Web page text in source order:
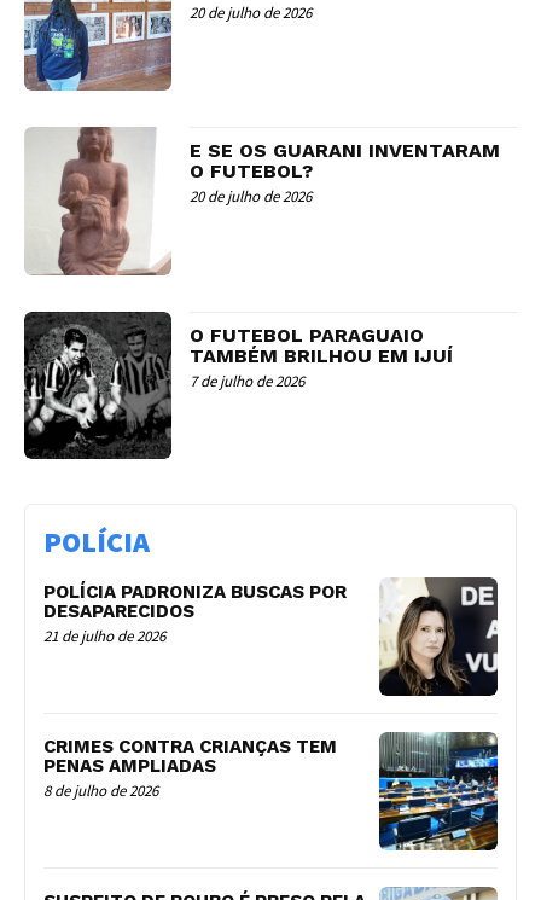
20 de julho de 2026
E SE OS GUARANI INVENTARAM
O FUTEBOL?
20 de julho de 2026
O FUTEBOL PARAGUAIO
TAMBÉM BRILHOU EM IJUÍ
7 de julho de 2026
POLÍCIA
POLÍCIA PADRONIZA BUSCAS POR
DESAPARECIDOS
21 de julho de 2026
CRIMES CONTRA CRIANÇAS TEM
PENAS AMPLIADAS
8 de julho de 2026